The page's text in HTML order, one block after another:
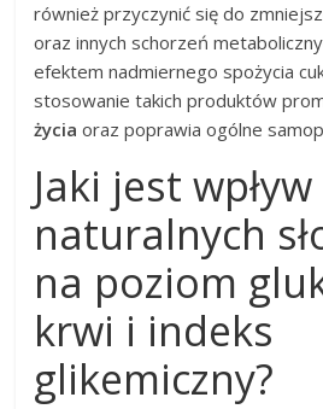
również przyczynić się do
oraz innych schorzeń
efektem nadmiernego spożycia
stosowanie takich produktów
życia oraz poprawia ogólne
Jaki jest wpływ
naturalnych
na poziom
krwi i indeks
glikemiczny?